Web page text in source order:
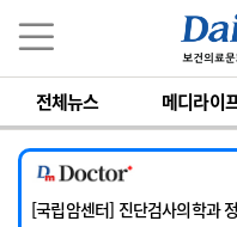
전체뉴스 메디라이
[서울아산병원] 2026년 하반기
[명지병원] 하반기 전공의(인턴
[국립암센터] 진단검사의학과